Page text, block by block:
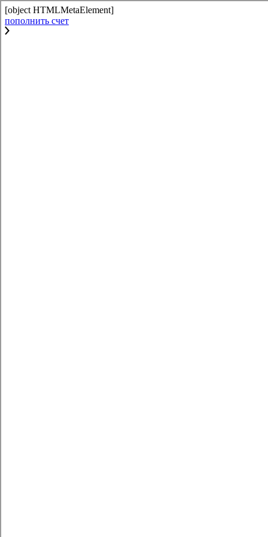
[object HTMLMetaElement]
пополнить счет